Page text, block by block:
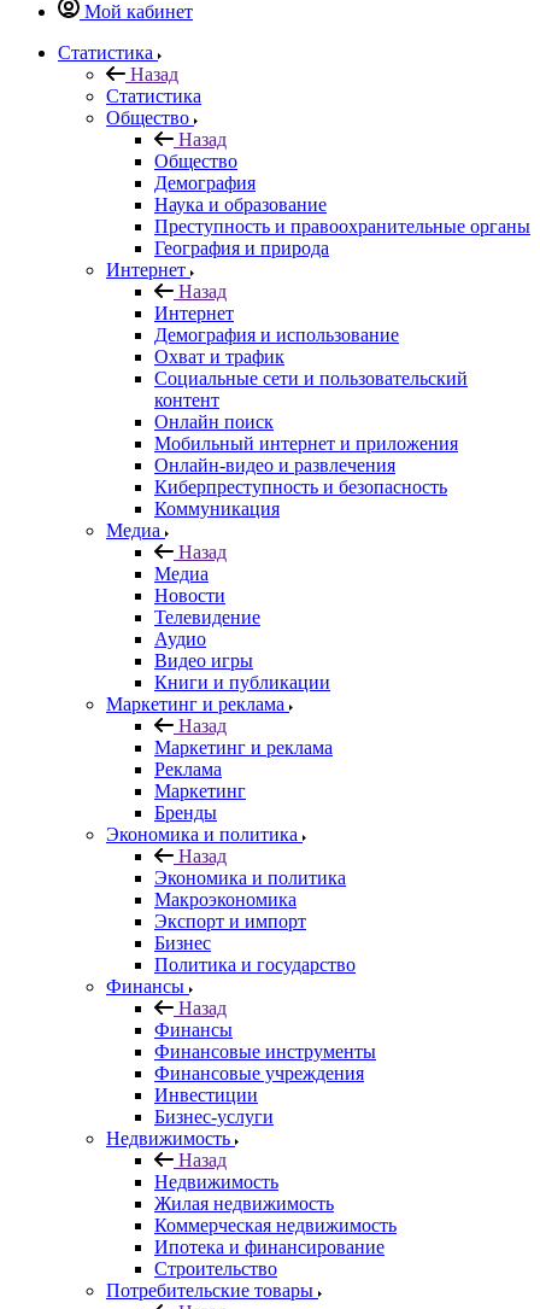
Мой кабинет
Статистика
Назад
Статистика
Общество
Назад
Общество
Демография
Наука и образование
Преступность и правоохранительные органы
География и природа
Интернет
Назад
Интернет
Демография и использование
Охват и трафик
Социальные сети и пользовательский
контент
Онлайн поиск
Мобильный интернет и приложения
Онлайн-видео и развлечения
Киберпреступность и безопасность
Коммуникация
Медиа
Назад
Медиа
Новости
Телевидение
Аудио
Видео игры
Книги и публикации
Маркетинг и реклама
Назад
Маркетинг и реклама
Реклама
Маркетинг
Бренды
Экономика и политика
Назад
Экономика и политика
Макроэкономика
Экспорт и импорт
Бизнес
Политика и государство
Финансы
Назад
Финансы
Финансовые инструменты
Финансовые учреждения
Инвестиции
Бизнес-услуги
Недвижимость
Назад
Недвижимость
Жилая недвижимость
Коммерческая недвижимость
Ипотека и финансирование
Строительство
Потребительские товары